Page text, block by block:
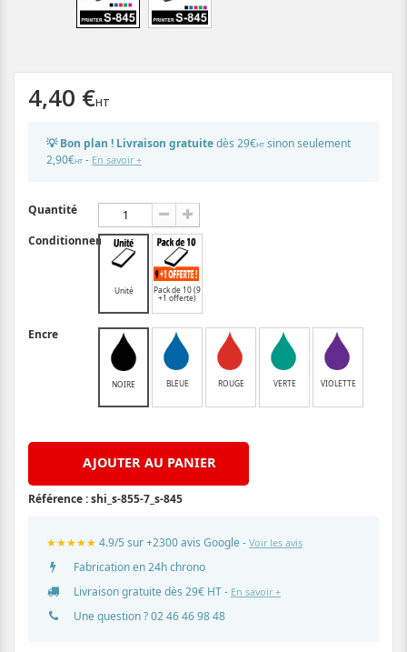
4,40 €
💡 Bon plan ! Livraison gratuitedès 29€HT sinon seulement
2,90€HT - En savoir +
Quantité
Conditionnement
Unité
Pack de 10 (9
+1 offerte)
Encre
NOIRE BLEUE ROUGE VERTE VIOLETTE
AJOUTER AU PANIER
Référence :shi_s-855-7_s-845
★★★★★ 4.9/5 sur +2300 avis Google - Voir les avis
Fabrication en 24h chrono
Livraison gratuite dès 29€ HT - En savoir +
Une question ?02 46 46 98 48